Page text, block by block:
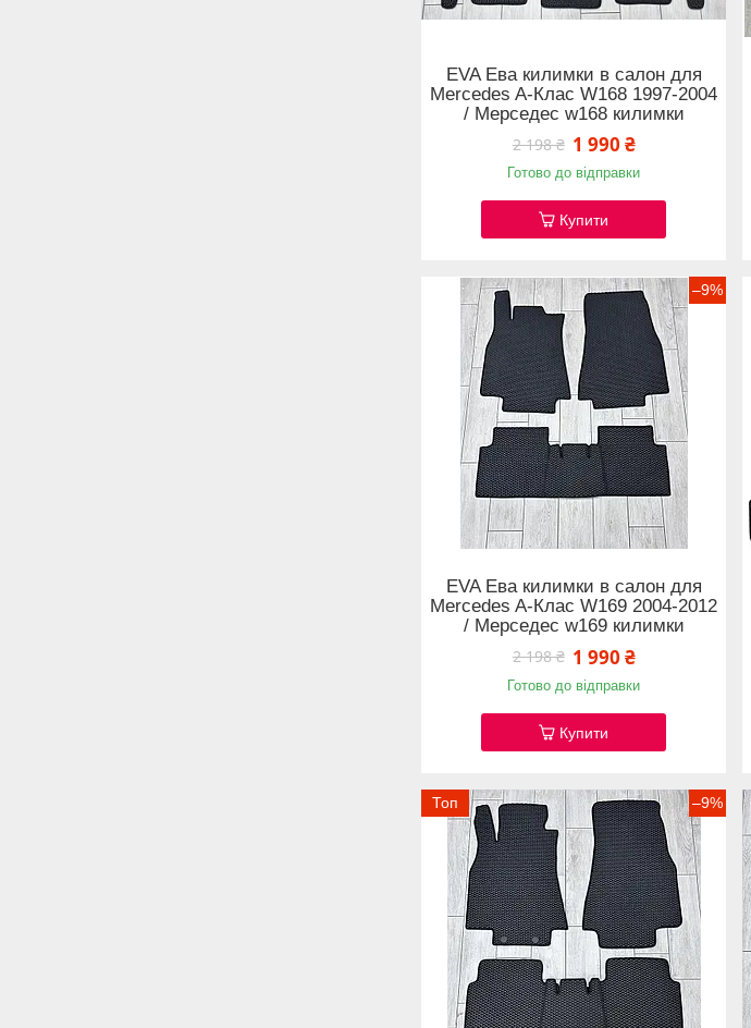
EVA Ева килимки в салон для
Mercedes A-Клас W168 1997-2004
/ Мерседес w168 килимки
2 198 ₴ 1 990 ₴
Готово до відправки
Купити
–9%
EVA Ева килимки в салон для
Mercedes A-Клас W169 2004-2012
/ Мерседес w169 килимки
2 198 ₴ 1 990 ₴
Готово до відправки
Купити
Топ –9%